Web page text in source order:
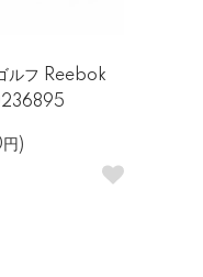
ルフ Reebok
)